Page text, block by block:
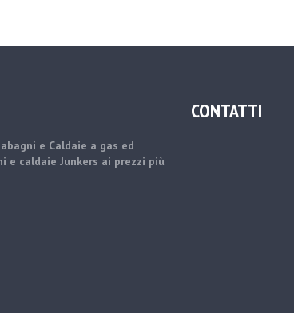
e Caldaie a gas ed
caldaie Junkers ai prezzi più
CONTATTI